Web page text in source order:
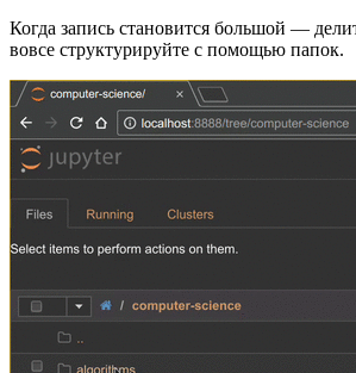
Когда запись становится большой —
вовсе структурируйте с помощью папок.